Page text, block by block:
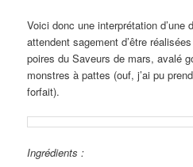
Voici donc une interprétation
attendent sagement d’être
poires du Saveurs de mars, avalé
monstres à pattes (ouf, j’ai pu
forfait).
Ingrédients :